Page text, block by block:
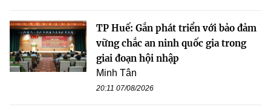
TP Huế: Gắn phát triển với bảo đảm
vững chắc an ninh quốc gia trong
giai đoạn hội nhập
Minh Tân
20:11 07/08/2026